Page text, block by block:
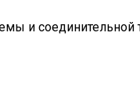
и соединительной